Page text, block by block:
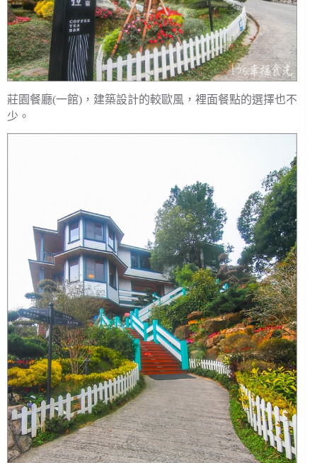
莊園餐廳(一館)，建築設計的較歐風，裡面餐點的選擇也不
少。